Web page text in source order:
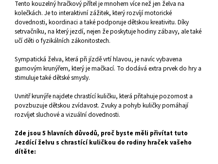
Tento kouzelný hračkový přítel je mnohem více než jen želva na
kolečkách. Je to interaktivní zážitek, který rozvíjí motorické
dovednosti, koordinaci a také podporuje dětskou kreativitu. Díky
setrvačníku, na který jezdí, nejen že poskytuje hodiny zábavy, ale také
učí děti o fyzikálních zákonitostech.
Sympatická želva, která při jízdě vrtí hlavou, je navíc vybavena
gumovým krunýřem, který je mačkací. To dodává extra prvek do hry a
stimuluje také dětské smysly.
Uvnitř krunýře najdete chrastící kuličku, která přitahuje pozornost a
povzbuzuje dětskou zvídavost. Zvuky a pohyb kuličky pomáhají
rozvíjet sluchové a vizuální dovednosti.
Zde jsou 5 hlavních důvodů, proč byste měli přivítat tuto
Jezdící želvu s chrastící kuličkou do rodiny hraček vašeho
dítěte: